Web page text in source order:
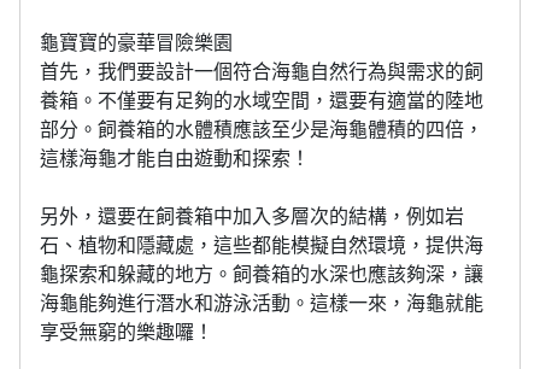
龜寶寶的豪華冒險樂園
首先，我們要設計一個符合海龜自然行為與需求的飼
養箱。不僅要有足夠的水域空間，還要有適當的陸地
部分。飼養箱的水體積應該至少是海龜體積的四倍，
這樣海龜才能自由遊動和探索！
另外，還要在飼養箱中加入多層次的結構，例如岩
石、植物和隱藏處，這些都能模擬自然環境，提供海
龜探索和躲藏的地方。飼養箱的水深也應該夠深，讓
海龜能夠進行潛水和游泳活動。這樣一來，海龜就能
享受無窮的樂趣囉！